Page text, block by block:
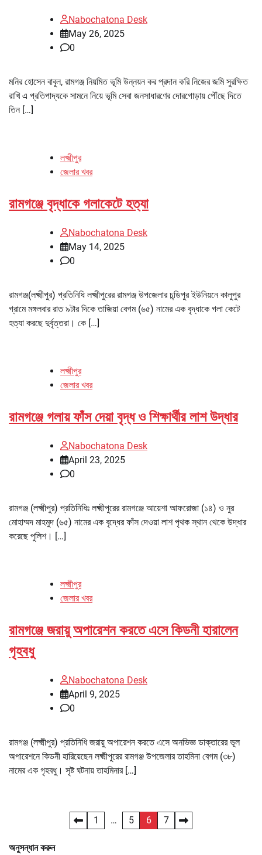
Nabochatona Desk
May 26, 2025
0
মনির হোসেন বাবুল, রামগঞ্জ নিয়মিত ভূমি উন্নয়ন কর প্রদান করি নিজের জমি সুরক্ষিত
রাখি এ প্রতিপাদ্যকে সামনে নিয়ে ভূমি সেবা জনসাধারণের দোরগোড়ায় পৌঁছে দিতে
তিন […]
লক্ষ্মীপুর
জেলার খবর
রামগঞ্জে বৃদ্ধাকে গলাকেটে হত্যা
Nabochatona Desk
May 14, 2025
0
রামগঞ্জ(লক্ষ্মীপুর) প্রতিনিধি লক্ষ্মীপুরের রামগঞ্জ উপজেলার চন্ডিপুর ইউনিয়নে কালুপুর
গ্রামে মঙ্গলবার রাত ৯টার দিকে তাজিয়া বেগম (৬৫) নামের এক বৃদ্ধাকে গলা কেটে
হত্যা করছে দুর্বৃত্তরা। কে […]
লক্ষ্মীপুর
জেলার খবর
রামগঞ্জে গলায় ফাঁস দেয়া বৃদ্ধ ও শিক্ষার্থীর লাশ উদ্ধার
Nabochatona Desk
April 23, 2025
0
রামগঞ্জ (লক্ষ্মীপুর) প্রতিনিধিঃ লক্ষ্মীপুরের রামগঞ্জে আয়েশা আফরোজা (১৪) ও নুর
মোহাম্মদ মাহমুদ (৬৫) নামের এক বৃদ্ধের ফাঁস দেওয়া লাশ পৃথক স্থান থেকে উদ্ধার
করেছে পুলিশ। […]
লক্ষ্মীপুর
জেলার খবর
রামগঞ্জে জরায়ু অপারেশন করতে এসে কিডনী হারালেন
গৃহবধু
Nabochatona Desk
April 9, 2025
0
রামগঞ্জ (লক্ষ্মীপুর) প্রতিনিধি জরায়ু অপারেশন করতে এসে অনভিজ্ঞ ডাক্তারের ভূল
অপারেশনে কিডনী হারিয়েছেন লক্ষ্মীপুরের রামগঞ্জ উপজেলার তাহমিনা বেগম (৩৮)
নামের এক গৃহবধু। সৃষ্ট ঘটনায় তাহমিনার […]
pagination
1 … 5 6 7
অনুসন্ধান করুন